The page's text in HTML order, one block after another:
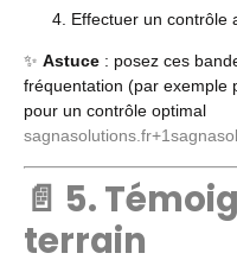
Effectuer un contrôle
✨ Astuce : posez ces
fréquentation (par exemple
pour un contrôle optimal
sagnasolutions.fr+1
📄 5.
terrain